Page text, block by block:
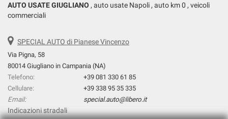
AUTO USATE GIUGLIANO , auto usate Napoli , auto km 0 , veicoli
commerciali
SPECIAL AUTO di Pianese Vincenzo
Via Pigna, 58
80014 Giugliano in Campania (NA)
Telefono:
+39 081 330 61 85
Cellulare:
+39 338 95 35 335
Email:
special.auto@libero.it
Indicazioni stradali